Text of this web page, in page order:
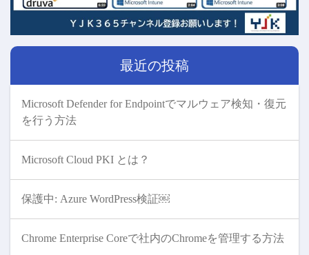
最近の投稿
Microsoft Defender for Endpointでマルウェア検知・復元
を行う方法
Microsoft Cloud PKI とは？
保護中: Azure WordPress検証￼
Chrome Enterprise Coreで社内のChromeを管理する方法